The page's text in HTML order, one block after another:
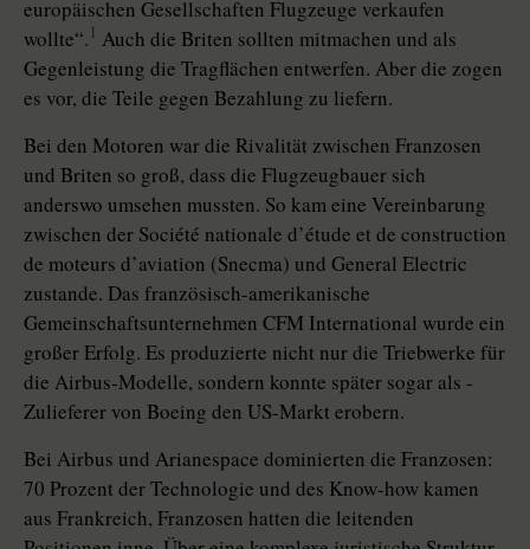
europäischen Gesellschaften Flugzeuge verkaufen
wollte“. 1 Auch die Briten sollten mitmachen und als
Gegenleistung die Tragflächen entwerfen. Aber die zogen
es vor, die Teile gegen Bezahlung zu liefern.
Bei den Motoren war die Rivalität zwischen Franzosen
und Briten so groß, dass die Flugzeugbauer sich
anderswo umsehen mussten. So kam eine Vereinbarung
zwischen der Société nationale d’étude et de construction
de moteurs d’aviation (Snecma) und General Electric
zustande. Das französisch-amerikanische
Gemeinschaftsunternehmen CFM International wurde ein
großer Erfolg. Es produzierte nicht nur die Triebwerke für
die Airbus-Modelle, sondern konnte später sogar als ­
Zulieferer von Boeing den US-Markt erobern.
Bei Airbus und Arianespace dominierten die Franzosen:
70 Prozent der Technologie und des Know-how kamen
aus Frankreich, Franzosen hatten die leitenden